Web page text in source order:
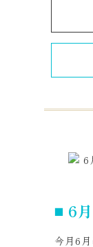
6
ど
今月6